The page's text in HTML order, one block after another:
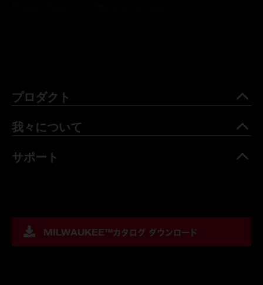
プロダクト
我々について
サポート
MILWAUKEE™カタログ ダウンロード